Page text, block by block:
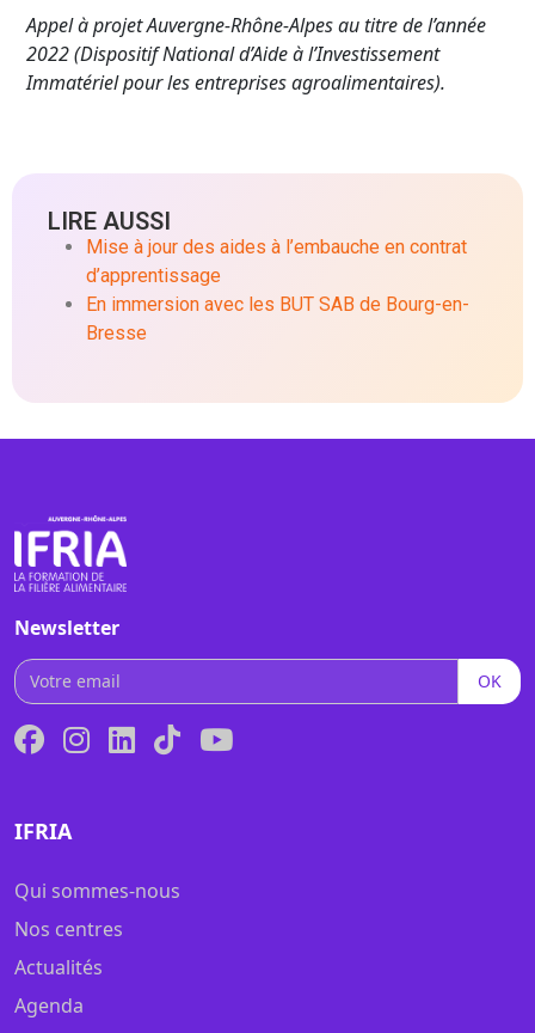
Appel à projet Auvergne-Rhône-Alpes au titre de l’année
2022 (Dispositif National d’Aide à l’Investissement
Immatériel pour les entreprises agroalimentaires).
LIRE AUSSI
Mise à jour des aides à l’embauche en contrat
d’apprentissage
En immersion avec les BUT SAB de Bourg-en-
Bresse
Newsletter
OK
IFRIA
Qui sommes-nous
Nos centres
Actualités
Agenda